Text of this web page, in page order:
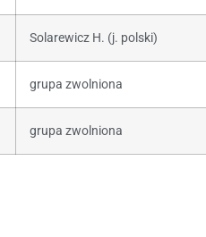
Solarewicz H. (j. polski)
grupa zwolniona
grupa zwolniona